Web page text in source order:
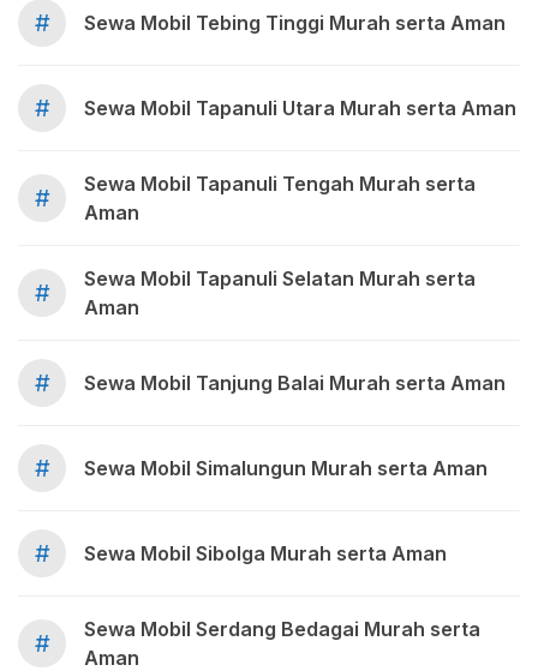
# Sewa Mobil Tebing Tinggi Murah serta Aman
# Sewa Mobil Tapanuli Utara Murah serta Aman
#
Sewa Mobil Tapanuli Tengah Murah serta
Aman
#
Sewa Mobil Tapanuli Selatan Murah serta
Aman
# Sewa Mobil Tanjung Balai Murah serta Aman
# Sewa Mobil Simalungun Murah serta Aman
# Sewa Mobil Sibolga Murah serta Aman
#
Sewa Mobil Serdang Bedagai Murah serta
Aman